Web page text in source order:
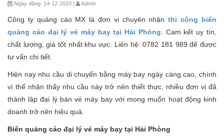
Ngày đăng: 14-12-2020 | Admin
Công ty quảng cáo MX là đơn vị chuyên nhậnthi công biển
quảng cáo đại lý vé máy bay tại Hải Phòng . Cam kết uy tín,
chất lượng, giá tốt nhất khu vực. Liên hệ: 0782 181 989 để được
tư vấn chi tiết.
Hiện nay nhu cầu di chuyển bằng máy bay ngày càng cao, chính
vì thế nhận thấy nhu cầu này trở nên thiết thực, nhiều đơn vị đã
thành lập đại lý bán vé máy bay với mong muốn hoạt động kinh
doanh trở nên hiệu quả.
Biển quảng cáo đại lý vé máy bay tại Hải Phòng